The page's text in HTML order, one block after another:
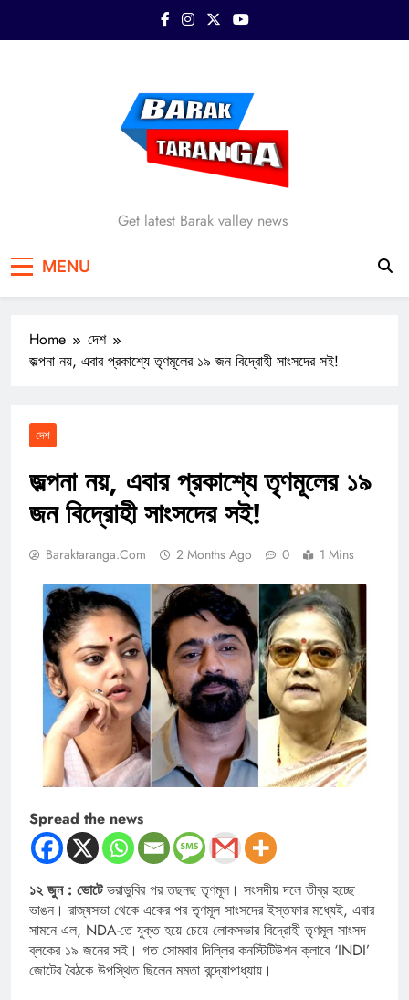
Barak Taranga
Get latest Barak valley news
MENU
Home
দেশ
জল্পনা নয়, এবার প্রকাশ্যে তৃণমূলের ১৯ জন বিদ্রোহী সাংসদের সই!
দেশ
জল্পনা নয়, এবার প্রকাশ্যে তৃণমূলের ১৯
জন বিদ্রোহী সাংসদের সই!
Baraktaranga.com 2 Months Ago 0 1 Mins
Spread the news
১২ জুন : ভোটেভরাডুবির পর তছনছ তৃণমূল। সংসদীয় দলে তীব্র হচ্ছে
ভাঙন। রাজ্যসভা থেকে একের পর তৃণমূল সাংসদের ইস্তফার মধ্যেই, এবার
সামনে এল, NDA-তে যুক্ত হয়ে চেয়ে লোকসভার বিদ্রোহী তৃণমূল সাংসদ
ব্লকের ১৯ জনের সই। গত সোমবার দিল্লির কনস্টিটিউশন ক্লাবে ‘INDI’
জোটের বৈঠকে উপস্থিত ছিলেন মমতা বন্দ্যোপাধ্যায়।